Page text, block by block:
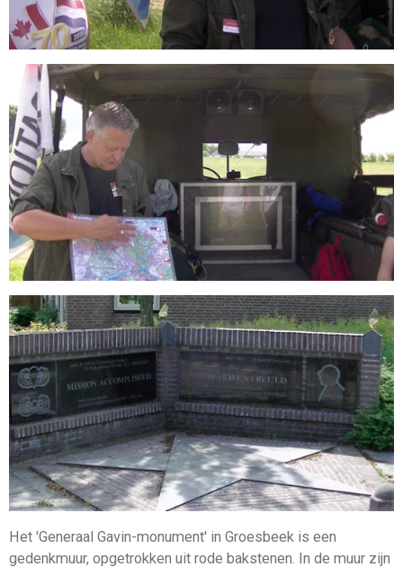
Het 'Generaal Gavin-monument' in Groesbeek is een
gedenkmuur, opgetrokken uit rode bakstenen. In de muur zijn